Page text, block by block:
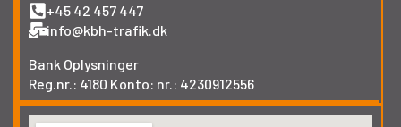
+45 42 457 447
info@kbh-trafik.dk
Bank Oplysninger
Reg.nr.: 4180 Konto: nr.: 4230912556